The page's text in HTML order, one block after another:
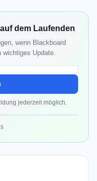
dem Laufenden
wenn Blackboard
wichtiges Update.
jederzeit möglich.